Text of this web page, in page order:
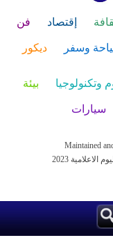
إقتصاد فن
وسفر ديكور
وتكنولوجيا بيئة
سيارات
Maintained